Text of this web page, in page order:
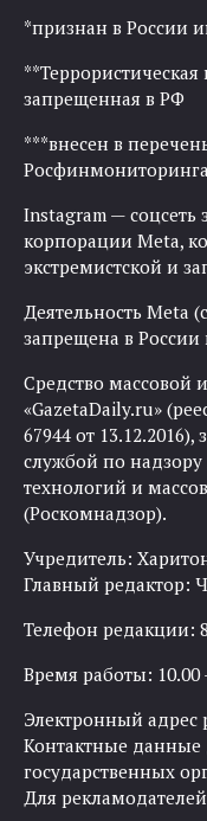
*признан в России
**Террористическая
запрещенная в РФ
***внесен в
Росфинмониторинга
Instagram —
корпорации Meta,
экстремистской и
Деятельность Meta
запрещена в России
Средство массовой
«GazetaDaily.ru»
67944 от
службой по
технологий и
(Роскомнадзор).
Учредитель:
Главный редактор:
Телефон редакции:
Время работы:
Электронный адрес
Контактные данные
государственных
Для